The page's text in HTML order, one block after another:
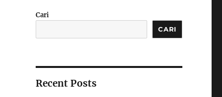
Cari
CARI
Recent Posts